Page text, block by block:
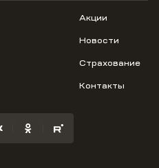
Акции
Новости
Страхование
Контакты